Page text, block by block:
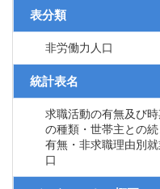
表分類
非労働力人口
統計表名
求職活動の有無及び
の種類・世帯主との
有無・非求職理由別
口